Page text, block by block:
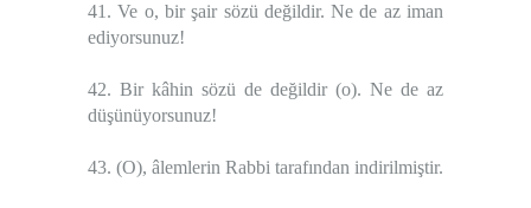
41. Ve o, bir şair sözü değildir. Ne de az iman
ediyorsunuz!
42. Bir kâhin sözü de değildir (o). Ne de az
düşünüyorsunuz!
43. (O), âlemlerin Rabbi tarafından indirilmiştir.